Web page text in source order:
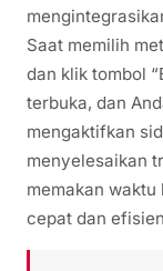
Saat memilih
dan klik tombol
terbuka, dan
mengaktifkan
menyelesaikan
memakan
cepat dan